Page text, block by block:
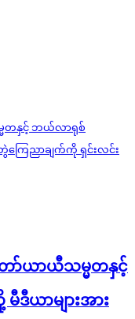
ော်ယာယီသမ္မတနှင့်
ယာများအား